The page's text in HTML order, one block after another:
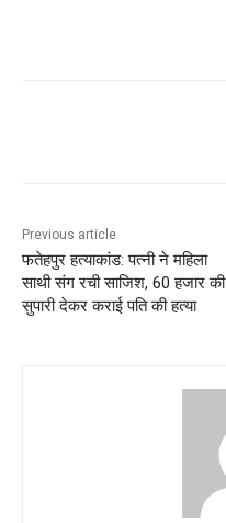
Previous article
फतेहपुर हत्याकांड: पत्नी ने महिला
साथी संग रची साजिश, 60 हजार की
सुपारी देकर कराई पति की हत्या